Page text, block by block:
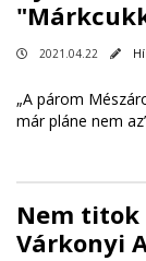
2021.04.22
„A párom
már pláne nem
Nem titok
Várkonyi